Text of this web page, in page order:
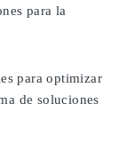
para la
para optimizar
de soluciones